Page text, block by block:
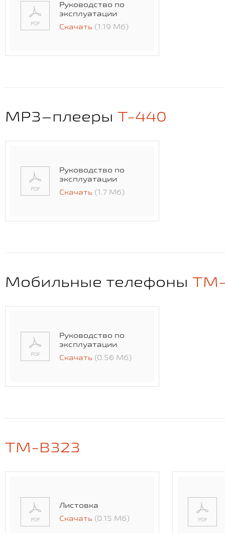
Руководство по
эксплуатации
Скачать (1.19 Мб)
MP3–плееры T-440
Руководство по
эксплуатации
Скачать (1.7 Мб)
Мобильные телефоны
Руководство по
эксплуатации
Скачать (0.56 Мб)
TM-B323
Листовка
Скачать (0.15 Мб)